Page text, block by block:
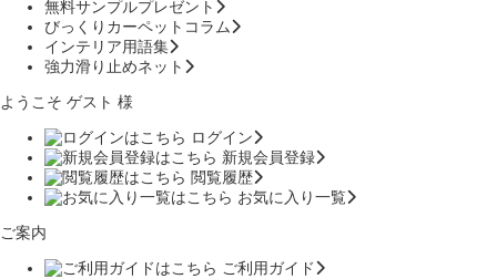
無料サンプルプレゼント
びっくりカーペットコラム
インテリア用語集
強力滑り止めネット
ようこそ ゲスト 様
ログイン
新規会員登録
閲覧履歴
お気に入り一覧
ご案内
ご利用ガイド